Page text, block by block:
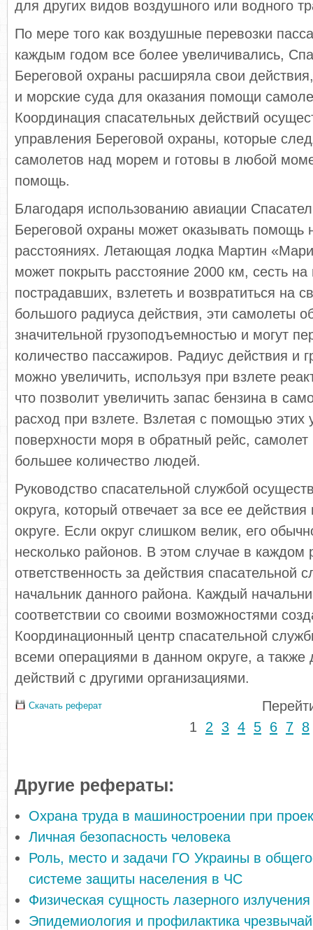
для других видов воздушного или водного
По мере того как воздушные перевозки
каждым годом все более увеличивались,
Береговой охраны расширяла свои
и морские суда для оказания помощи
Координация спасательных действий
управления Береговой охраны, которые
самолетов над морем и готовы в любой
помощь.
Благодаря использованию авиации
Береговой охраны может оказывать помощь
расстояниях. Летающая лодка Мартин
может покрыть расстояние 2000 км, сесть на
пострадавших, взлететь и возвратиться на
большого радиуса действия, эти самолеты
значительной грузоподъемностью и могут
количество пассажиров. Радиус действия и
можно увеличить, используя при взлете
что позволит увеличить запас бензина в
расход при взлете. Взлетая с помощью этих
поверхности моря в обратный рейс, самолет
большее количество людей.
Руководство спасательной службой
округа, который отвечает за все ее
округе. Если округ слишком велик, его
несколько районов. В этом случае в каждом
ответственность за действия спасательной
начальник данного района. Каждый
соответствии со своими возможностями
Координационный центр спасательной
всеми операциями в данном округе, а также
действий с другими организациями.
Скачать реферат
1 2 3 4 5 6 7 8
Другие рефераты:
Охрана труда в машиностроении при
Личная безопасность человека
Роль, место и задачи ГО Украины в
системе защиты населения в ЧС
Физическая сущность лазерного излучения
Эпидемиология и профилактика